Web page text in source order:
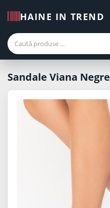
HAINE IN TREND
Sandale Viana Negre